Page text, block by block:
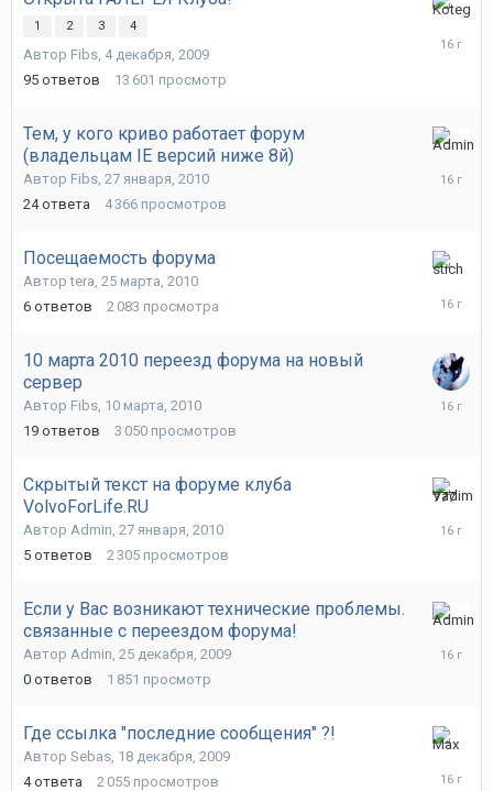
1 2 3 4
Автор Fibs, 4 декабря, 2009
95 ответов 13 601 просмотр
2
июня,
Тем, у кого криво работает форум
(владельцам IE версий ниже 8й)
Автор Fibs, 27 января, 2010
24 ответа 4 366 просмотров
26
марта,
Посещаемость форума
Авторtera, 25 марта, 2010
6 ответов 2 083 просмотра
26
марта,
10 марта 2010 переезд форума на новый
сервер
Автор Fibs, 10 марта, 2010
19 ответов 3 050 просмотров
11
Скрытый текст на форуме клуба
VolvoForLife.RU
Автор Admin, 27 января, 2010
5 ответов 2 305 просмотров
27
января,
Если у Вас возникают технические проблемы.
связанные с переездом форума!
Автор Admin, 25 декабря, 2009
0 ответов 1 851 просмотр
25
декабря,
Где cсылка "последние cообщения" ?!
Автор Sebas, 18 декабря, 2009
4 ответа 2 055 просмотров
18
декабря,